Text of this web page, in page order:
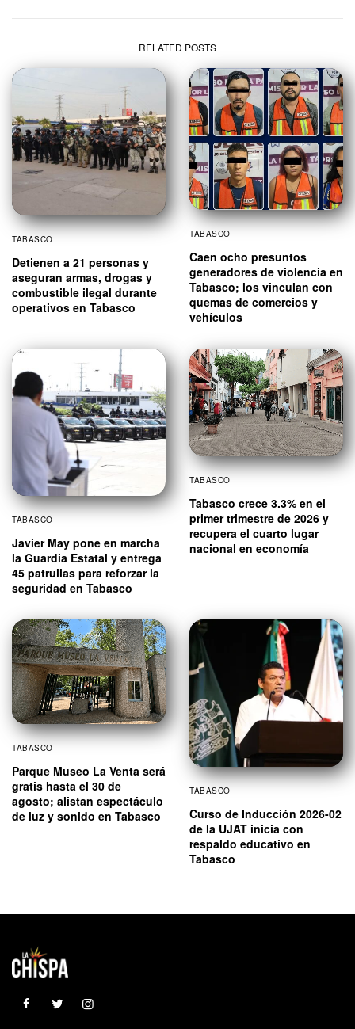
RELATED POSTS
TABASCO
Detienen a 21 personas y
aseguran armas, drogas y
combustible ilegal durante
operativos en Tabasco
TABASCO
Caen ocho presuntos
generadores de violencia en
Tabasco; los vinculan con
quemas de comercios y
vehículos
TABASCO
Javier May pone en marcha
la Guardia Estatal y entrega
45 patrullas para reforzar la
seguridad en Tabasco
TABASCO
Tabasco crece 3.3% en el
primer trimestre de 2026 y
recupera el cuarto lugar
nacional en economía
TABASCO
Parque Museo La Venta será
gratis hasta el 30 de
agosto; alistan espectáculo
de luz y sonido en Tabasco
TABASCO
Curso de Inducción 2026-02
de la UJAT inicia con
respaldo educativo en
Tabasco